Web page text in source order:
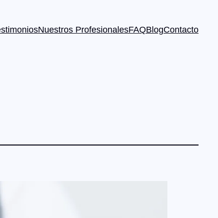
Nuestros ProfesionalesFAQBlogContacto